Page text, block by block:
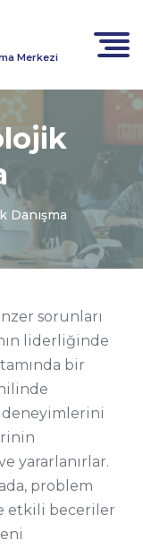
Merkezi
Danışma
sorunları
liderliğinde
bir
yararlanırlar.
problem
etkili beceriler